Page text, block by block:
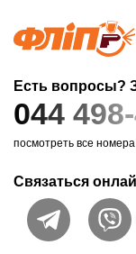
Есть вопросы?
044 498-
посмотреть все номера
Связаться